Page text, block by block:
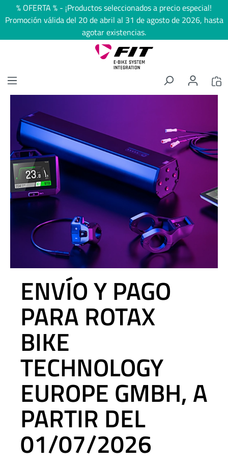
principal
% OFERTA % - ¡Productos seleccionados a precio especial!
Promoción válida del 20 de abril al 31 de agosto de 2026, hasta
agotar existencias.
ENVÍO Y PAGO
PARA ROTAX
BIKE
TECHNOLOGY
EUROPE GMBH, A
PARTIR DEL
01/07/2026